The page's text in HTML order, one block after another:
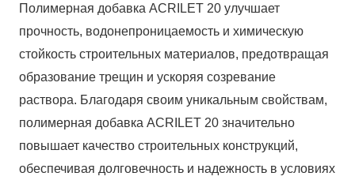
Полимерная добавка ACRILET 20 улучшает
прочность, водонепроницаемость и химическую
стойкость строительных материалов, предотвращая
образование трещин и ускоряя созревание
раствора. Благодаря своим уникальным свойствам,
полимерная добавка ACRILET 20 значительно
повышает качество строительных конструкций,
обеспечивая долговечность и надежность в условиях